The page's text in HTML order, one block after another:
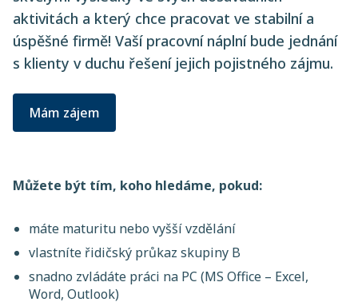
aktivitách a který chce pracovat ve stabilní a
úspěšné firmě! Vaší pracovní náplní bude jednání
s klienty v duchu řešení jejich pojistného zájmu.
Mám zájem
Můžete být tím, koho hledáme, pokud:
máte maturitu nebo vyšší vzdělání
vlastníte řidičský průkaz skupiny B
snadno zvládáte práci na PC (MS Office – Excel,
Word, Outlook)